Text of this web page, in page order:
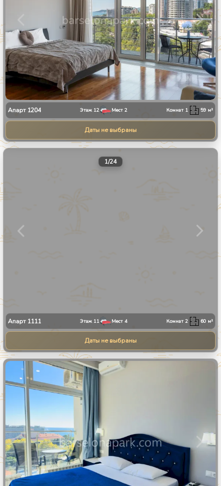
Апарт 1204 Этаж 12 Мест 2 Комнат 1 59 м²
Даты не выбраны
1/24
Апарт 1111 Этаж 11 Мест 4 Комнат2 60 м²
Даты не выбраны
1/8